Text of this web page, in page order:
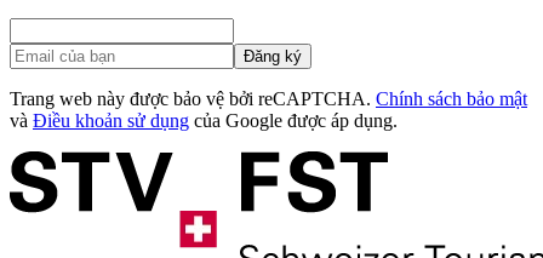
Đăng ký
Trang web này được bảo vệ bởi reCAPTCHA. Chính sách bảo mật
và Điều khoản sử dụng của Google được áp dụng.